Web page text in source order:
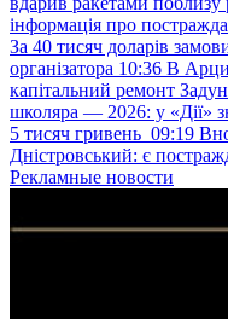
інформація про
За 40 тисяч доларів
організатора 10:36 В
капітальний ремонт
школяра — 2026: у «Дії»
5 тисяч гривень 09:19
Дністровський: є
Рекламные новости